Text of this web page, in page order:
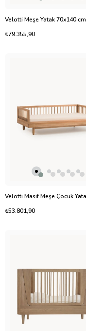
Velotti Meşe Yatak 70x140 cm
₺79.355,90
₺53.801,90